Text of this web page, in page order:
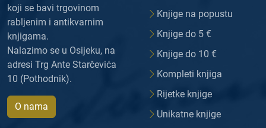
koji se bavi trgovinom
rabljenim i antikvarnim
knjigama.
Nalazimo se u Osijeku, na
adresi Trg Ante Starčevića
10 (Pothodnik).
O nama
Knjige na popustu
Knjige do 5 €
Knjige do 10 €
Kompleti knjiga
Rijetke knjige
Unikatne knjige